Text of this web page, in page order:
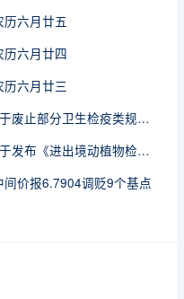
六月廿五
六月廿四
六月廿三
海关总署公告2026年第112号（关于废止部分卫生检疫类规范性文件的公告）
海关总署公告2026年第111号（关于发布《进出境动植物检疫处理监督管理工作规定》《进出境卫生处理监督管理工作规定》的公告）
价报6.7904调贬9个基点